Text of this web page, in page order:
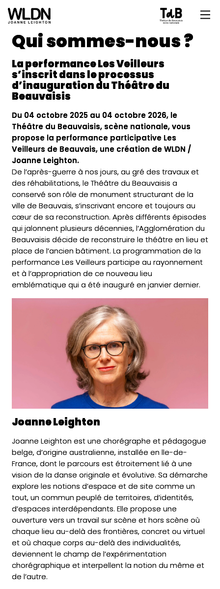
Qui sommes-nous ?
La performance Les Veilleurs
s’inscrit dans le processus
d’inauguration du Théâtre du
Beauvaisis
Du 04 octobre 2025 au 04 octobre 2026, le
Théâtre du Beauvaisis, scène nationale, vous
propose la performance participative Les
Veilleurs de Beauvais, une création de WLDN /
Joanne Leighton.
De l’après-guerre à nos jours, au gré des travaux et
des réhabilitations, le Théâtre du Beauvaisis a
conservé son rôle de monument structurant de la
ville de Beauvais, s’inscrivant encore et toujours au
cœur de sa reconstruction. Après différents épisodes
qui jalonnent plusieurs décennies, l’Agglomération du
Beauvaisis décide de reconstruire le théâtre en lieu et
place de l’ancien bâtiment. La programmation de la
performance Les Veilleurs participe au rayonnement
et à l’appropriation de ce nouveau lieu
emblématique qui a été inauguré en janvier dernier.
Joanne Leighton
Joanne Leighton est une chorégraphe et pédagogue
belge, d’origine australienne, installée en lle-de-
France, dont le parcours est étroitement lié à une
vision de la danse originale et évolutive. Sa démarche
explore les notions d’espace et de site comme un
tout, un commun peuplé de territoires, d’identités,
d’espaces interdépendants. Elle propose une
ouverture vers un travail sur scène et hors scène où
chaque lieu au-delà des frontières, concret ou virtuel
et où chaque corps au-delà des individualités,
deviennent le champ de l’expérimentation
chorégraphique et interpellent la notion du même et
de l’autre.